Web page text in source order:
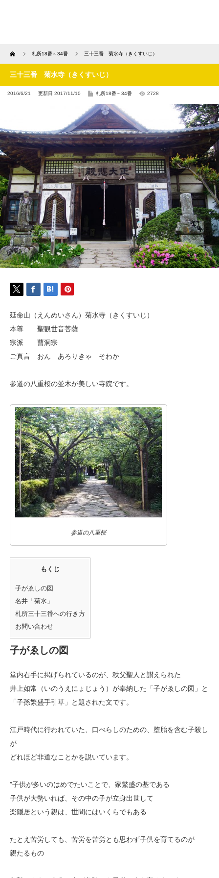
Home 札所18番～34番 三十三番 菊水寺（きくすいじ）
三十三番 菊水寺（きくすいじ）
2016/6/21 更新日 2017/11/10 札所18番～34番 2728
延命山（えんめいさん）菊水寺（きくすいじ）
本尊 聖観世音菩薩
宗派 曹洞宗
ご真言 おん あろりきゃ そわか
参道の八重桜の並木が美しい寺院です。
参道の八重桜
もくじ
子がゑしの図
名井「菊水」
札所三十三番への行き方
お問い合わせ
子がゑしの図
堂内右手に掲げられているのが、秩父聖人と讃えられた
井上如常（いのうえにょじょう）が奉納した「子がゑしの図」と
「子孫繁盛手引草」と題された文です。
江戸時代に行われていた、口べらしのための、堕胎を含む子殺し
が
どれほど非道なことかを説いています。
”子供が多いのはめでたいことで、家繁盛の基である
子供が大勢いれば、その中の子が立身出世して
楽隠居という親は、世間にはいくらでもある
たとえ苦労しても、苦労を苦労とも思わず子供を育てるのが
親たるもの